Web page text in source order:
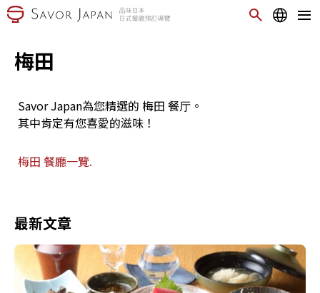
梅田
Savor Japan為您精選的 梅田 餐厅。
其中肯定有您喜愛的滋味！
梅田 餐廳一覽.
最新文章